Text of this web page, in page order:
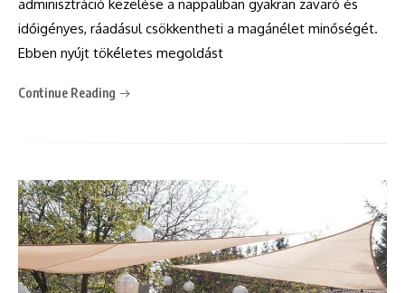
adminisztráció kezelése a nappaliban gyakran zavaró és
időigényes, ráadásul csökkentheti a magánélet minőségét.
Ebben nyújt tökéletes megoldást
Continue Reading